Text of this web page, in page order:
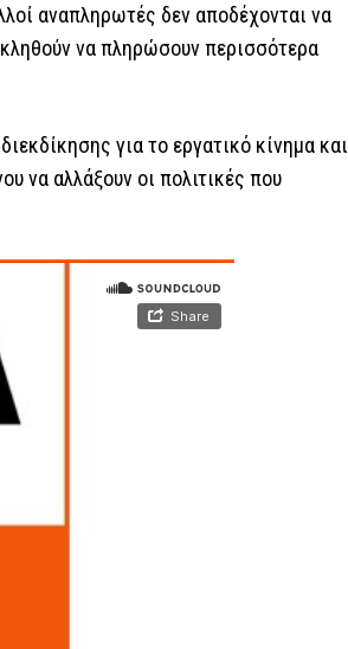
αναπληρωτές δεν αποδέχονται να
να πληρώσουν περισσότερα
για το εργατικό κίνημα και
να αλλάξουν οι πολιτικές που